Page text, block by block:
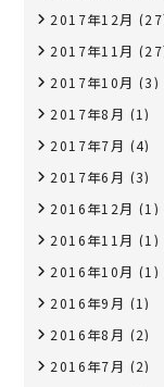
2017年12月
2017年11月
2017年10月 (3)
2017年8月 (1)
2017年7月 (4)
2017年6月 (3)
2016年12月 (1)
2016年11月 (1)
2016年10月 (1)
2016年9月 (1)
2016年8月 (2)
2016年7月 (2)